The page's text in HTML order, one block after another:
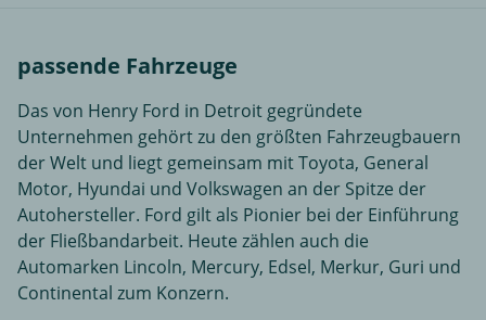
passende Fahrzeuge
Das von Henry Ford in Detroit gegründete
Unternehmen gehört zu den größten Fahrzeugbauern
der Welt und liegt gemeinsam mit Toyota, General
Motor, Hyundai und Volkswagen an der Spitze der
Autohersteller. Ford gilt als Pionier bei der Einführung
der Fließbandarbeit. Heute zählen auch die
Automarken Lincoln, Mercury, Edsel, Merkur, Guri und
Continental zum Konzern.